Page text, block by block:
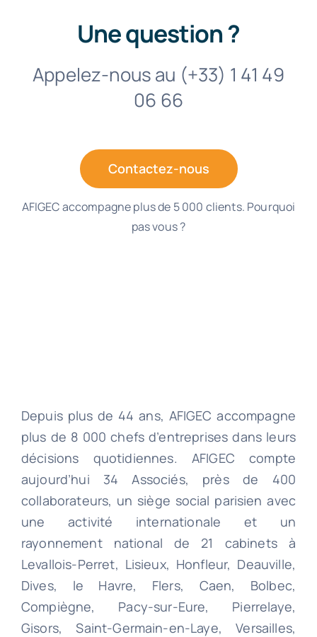
Une question ?
Appelez-nous au (+33) 1 41 49
06 66
Contactez-nous
AFIGEC accompagne plus de 5 000 clients. Pourquoi
pas vous ?
Depuis plus de 44 ans, AFIGEC accompagne
plus de 8 000 chefs d’entreprises dans leurs
décisions quotidiennes. AFIGEC compte
aujourd’hui 34 Associés, près de 400
collaborateurs, un siège social parisien avec
une activité internationale et un
rayonnement national de 21 cabinets à
Levallois-Perret, Lisieux, Honfleur, Deauville,
Dives, le Havre, Flers, Caen, Bolbec,
Compiègne, Pacy-sur-Eure, Pierrelaye,
Gisors, Saint-Germain-en-Laye, Versailles,